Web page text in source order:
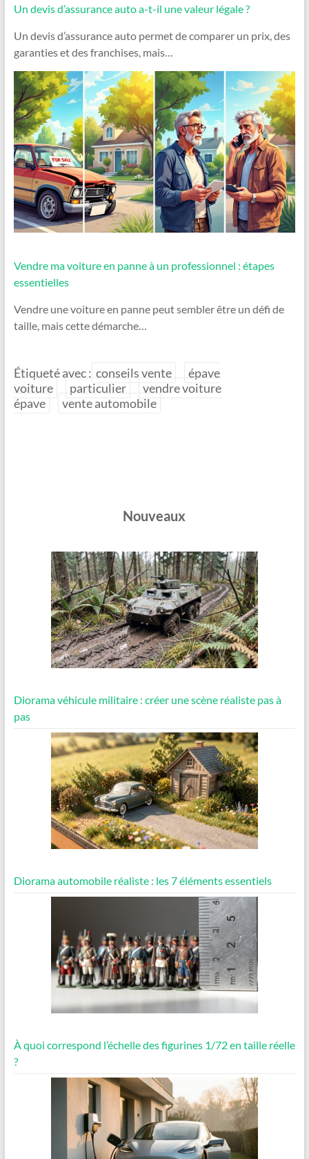
Un devis d’assurance auto a-t-il une valeur légale ?
Un devis d’assurance auto permet de comparer un prix, des
garanties et des franchises, mais…
Vendre ma voiture en panne à un professionnel : étapes
essentielles
Vendre une voiture en panne peut sembler être un défi de
taille, mais cette démarche…
Étiqueté avec : conseils vente
épave
voiture
particulier
vendre voiture
épave
vente automobile
Nouveaux
Diorama véhicule militaire : créer une scène réaliste pas à
pas
Diorama automobile réaliste : les 7 éléments essentiels
À quoi correspond l’échelle des figurines 1/72 en taille réelle
?